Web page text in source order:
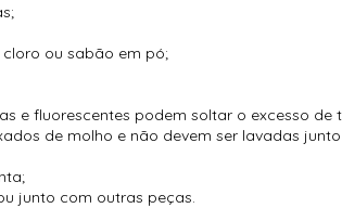
ou sabão em pó;
e fluorescentes podem soltar o excesso de
de molho e não devem ser lavadas
junto com outras peças.